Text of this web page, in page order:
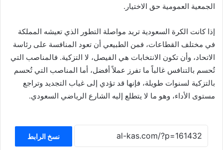
الجمعية العمومية حق الاختيار.
إذا كانت الكرة السعودية تريد مواصلة التطور الذي تعيشه المملكة
في مختلف القطاعات، فمن الطبيعي أن تعود المنافسة على رئاسة
الاتحاد، وأن تكون الانتخابات هي الفيصل، لا التزكية. فالمناصب التي
تُحسم بالتنافس غالباً ما تفرز عملاً أفضل، أما المناصب التي تُحسم
بالتزكية لسنوات طويلة، فإنها قد تؤدي إلى غياب التجديد وتراجع
مستوى الأداء، وهو ما لا يتطلع إليه الشارع الرياضي السعودي.
نسخ الرابط